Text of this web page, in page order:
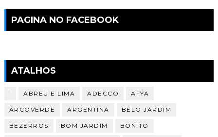
PAGINA NO FACEBOOK
ATALHOS
' ABREU E LIMA ADECCO AFYA
ARCOVERDE ARGENTINA BELO JARDIM
BEZERROS BOM JARDIM BONITO